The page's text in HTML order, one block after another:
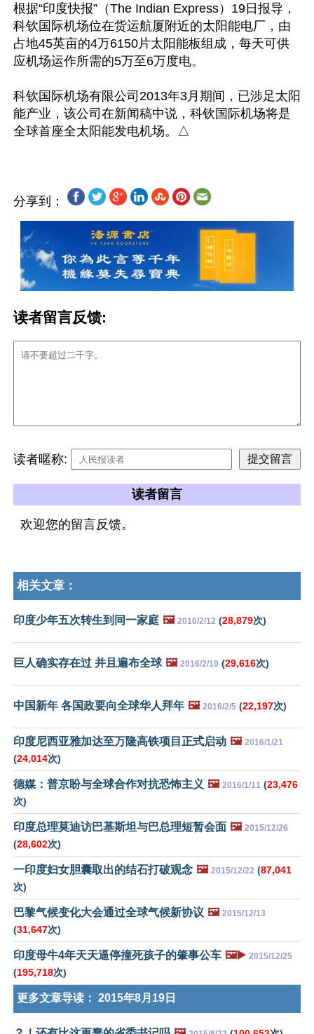
根据“印度快报”（The Indian Express）19日报导，
科钦国际机场位在货运航厦附近的太阳能电厂，由
占地45英亩的4万6150片太阳能板组成，每天可供
应机场运作所需的5万至6万度电。
科钦国际机场有限公司2013年3月期间，已涉足太阳
能产业，该公司在新闻稿中说，科钦国际机场将是
分享到：
读者留言反馈:
读者暱称:
读者留言
欢迎您的留言反馈。
相关文章：
印度少年五次转生到同一家庭 🖼️ 2016/2/12 (28,879次)
巨人确实存在过 并且遍布全球 🖼️ 2016/2/10 (29,616次)
中国新年 各国政要向全球华人拜年 🖼️ 2016/2/5 (22,197次)
印度尼西亚雅加达至万隆高铁项目正式启动 🖼️ 2016/1/21
(24,014次)
德媒：普京盼与全球合作对抗恐怖主义 🖼️ 2016/1/11 (23,476
次)
印度总理莫迪访巴基斯坦与巴总理短暂会面 🖼️ 2015/12/26
(28,602次)
一印度妇女胆囊取出的结石打破观念 🖼️ 2015/12/22 (87,041
次)
巴黎气候变化大会通过全球气候新协议 🖼️ 2015/12/13
(31,647次)
印度母牛4年天天逼停撞死孩子的肇事公车 🖼️▶️ 2015/12/25
(195,718次)
更多文章导读： 2015年8月19日